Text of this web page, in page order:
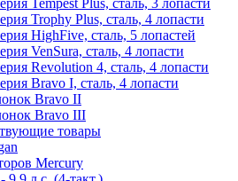
Tempest Plus, сталь, 3 лопасти
Trophy Plus, сталь, 4 лопасти
HighFive, сталь, 5 лопастей
VenSura, сталь, 4 лопасти
Revolution 4, сталь, 4 лопасти
Bravo I, сталь, 4 лопасти
Bravo II
Bravo III
товары
Mercury